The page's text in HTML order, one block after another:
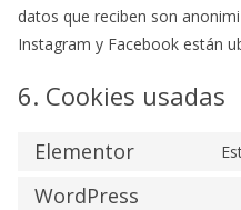
datos que reciben son
Instagram y Facebook están
6. Cookies usadas
Elementor
WordPress